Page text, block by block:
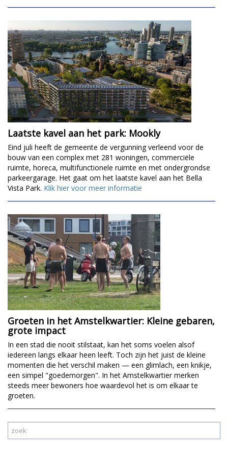
Laatste kavel aan het park: Mookly
Eind juli heeft de gemeente de vergunning verleend voor de
bouw van een complex met 281 woningen, commerciële
ruimte, horeca, multifunctionele ruimte en met ondergrondse
parkeergarage. Het gaat om het laatste kavel aan het Bella
Vista Park. Klik hier voor meer informatie
Groeten in het Amstelkwartier: Kleine gebaren,
grote impact
In een stad die nooit stilstaat, kan het soms voelen alsof
iedereen langs elkaar heen leeft. Toch zijn het juist de kleine
momenten die het verschil maken — een glimlach, een knikje,
een simpel "goedemorgen". In het Amstelkwartier merken
steeds meer bewoners hoe waardevol het is om elkaar te
groeten.